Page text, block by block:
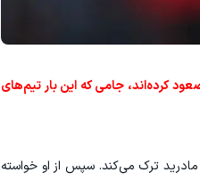
کرده‌اند، جامی که این بار تیم‌های
مادرید ترک می‌کند. سپس از او خواسته